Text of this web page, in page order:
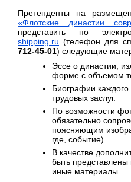
Претенденты на
«Флотские династии
представить по
shipping.ru (телефон для
712-45-01) следующие
Эссе о династии,
форме с объемом
Биографии
трудовых заслуг.
По возможности
обязательно
поясняющим
где, событие).
В качестве
быть
иные материалы.